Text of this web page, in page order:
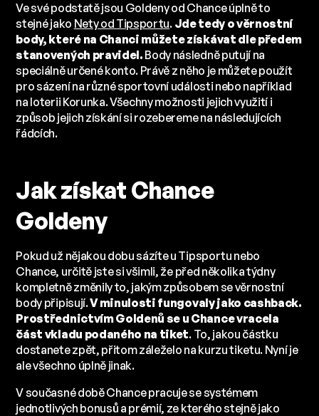
Ve své podstatě jsou Goldeny od Chance úplně to
stejné jako Nety od Tipsportu. Jde tedy o věrnostní
body, které na Chanci můžete získávat dle předem
stanovených pravidel. Body následně putují na
speciálně určené konto. Právě z něho je můžete použít
pro sázení na různé sportovní události nebo například
na loterii Korunka. Všechny možnosti jejich využití i
způsob jejich získání si rozebereme na následujících
řádcích.
Jak získat Chance
Goldeny
Pokud už nějakou dobu sázíte u Tipsportu nebo
Chance, určitě jste si všimli, že před několika týdny
kompletně změnily to, jakým způsobem se věrnostní
body připisují.V minulosti fungovaly jako cashback.
Prostřednictvím Goldenů se u Chance vracela
část vkladu podaného na tiket. To, jakou částku
dostanete zpět, přitom záleželo na kurzu tiketu. Nyní je
ale všechno úplně jinak.
V současné době Chance pracuje se systémem
jednotlivých bonusů a prémií, ze kterého stejně jako